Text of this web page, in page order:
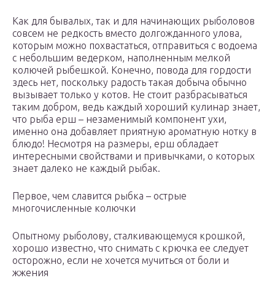
Как для бывалых, так и для начинающих рыболовов
совсем не редкость вместо долгожданного улова,
которым можно похвастаться, отправиться с водоема
с небольшим ведерком, наполненным мелкой
колючей рыбешкой. Конечно, повода для гордости
здесь нет, поскольку радость такая добыча обычно
вызывает только у котов. Не стоит разбрасываться
таким добром, ведь каждый хороший кулинар знает,
что рыба ерш – незаменимый компонент ухи,
именно она добавляет приятную ароматную нотку в
блюдо! Несмотря на размеры, ерш обладает
интересными свойствами и привычками, о которых
знает далеко не каждый рыбак.
Первое, чем славится рыбка – острые
многочисленные колючки
Опытному рыболову, сталкивающемуся крошкой,
хорошо известно, что снимать с крючка ее следует
осторожно, если не хочется мучиться от боли и
жжения